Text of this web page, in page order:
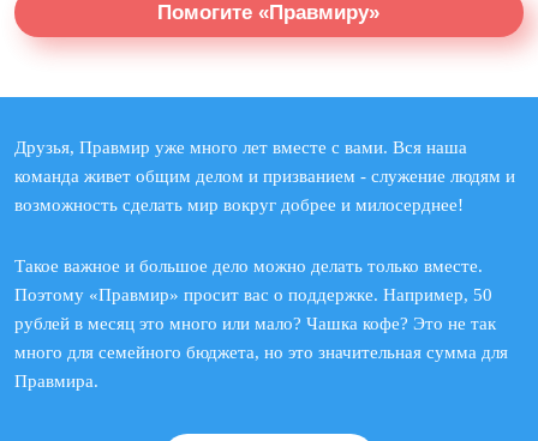
Помогите «Правмиру»
Друзья, Правмир уже много лет вместе с вами. Вся наша
команда живет общим делом и призванием - служение людям и
возможность сделать мир вокруг добрее и милосерднее!
Такое важное и большое дело можно делать только вместе.
Поэтому «Правмир» просит вас о поддержке. Например, 50
рублей в месяц это много или мало? Чашка кофе? Это не так
много для семейного бюджета, но это значительная сумма для
Правмира.